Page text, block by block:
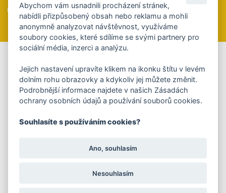
ODESLAT
PORADNA- ZMRZLINA
Máte dotazy ohledně našich zmrzlin?
Naši recepturu vám neprozradíme, je to přísně
střežené tajemství již 32 let, ale na vaše dotazy rádi
Abychom vám usnadnili procházení stránek,
nabídli přizpůsobený obsah nebo reklamu a mohli
anonymně analyzovat návštěvnost, využíváme
soubory cookies, které sdílíme se svými partnery pro
sociální média, inzerci a analýzu.
Jejich nastavení upravíte klikem na ikonku štítu v levém
dolním rohu obrazovky a kdykoliv jej můžete změnit.
Podrobnější informace najdete v našich Zásadách
ochrany osobních údajů a používání souborů cookies.
Souhlasíte s používáním cookies?
Ano, souhlasím
Nesouhlasím